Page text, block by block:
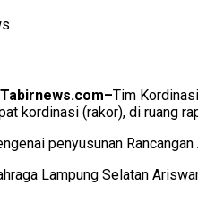
Tim
kordinasi (rakor), di ruang
penyusunan
Lampung Selatan